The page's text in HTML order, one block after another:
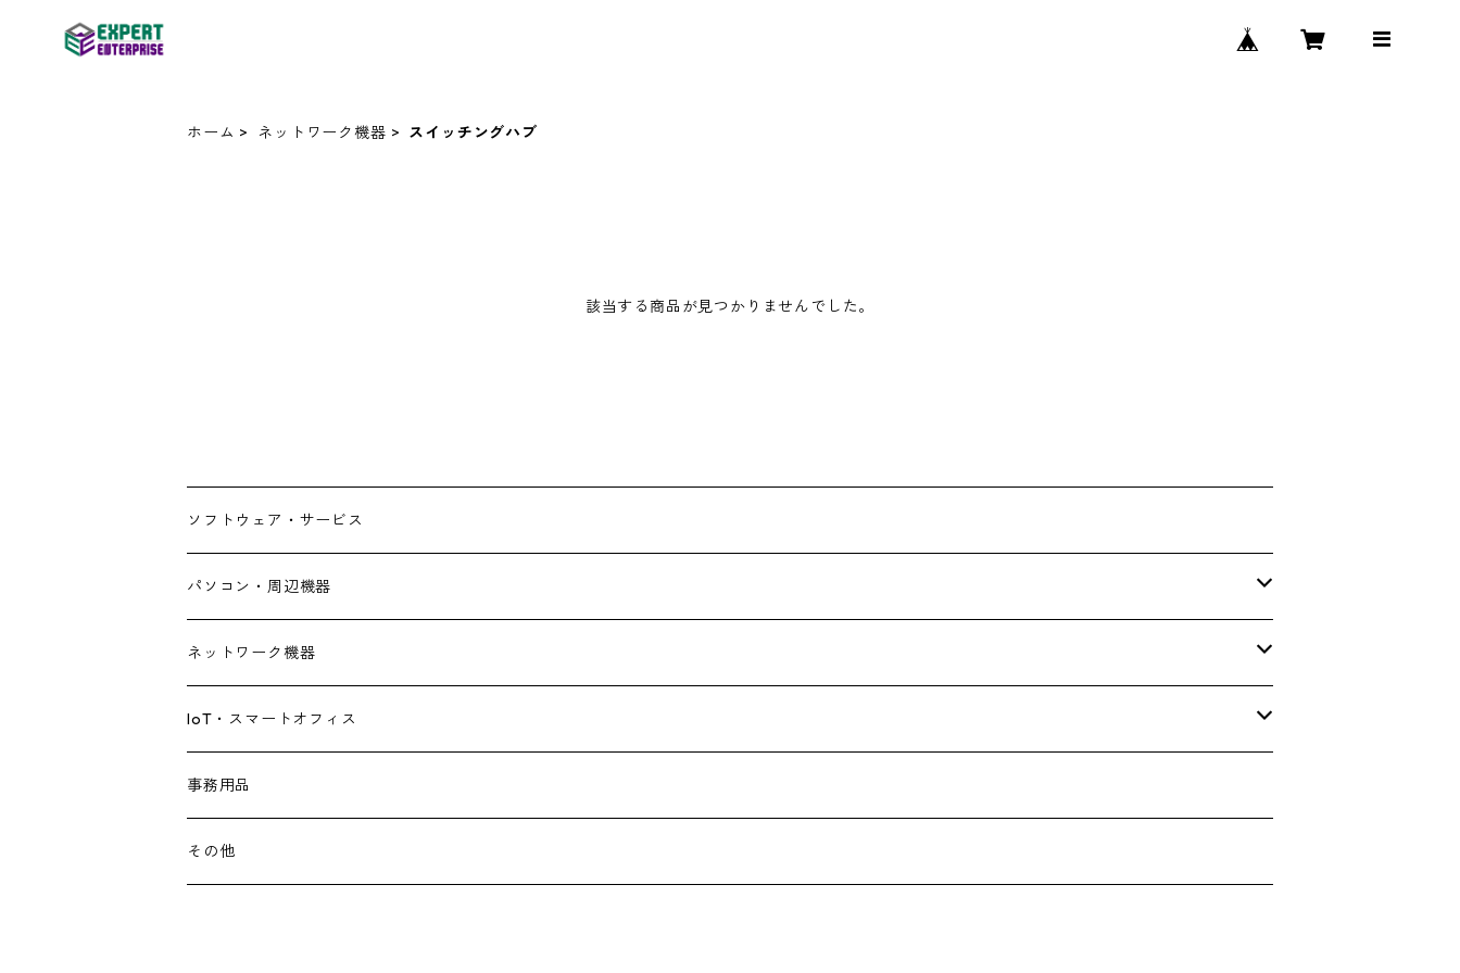
ホーム ネットワーク機器 スイッチングハブ
該当する商品が見つかりませんでした。
ソフトウェア・サービス
パソコン・周辺機器
デスクトップパソコン
ノートパソコン
ディスプレイ
中古品
サーバー
ネットワーク機器
ルーター・アクセスポイント
スイッチングハブ
その他
IoT・スマートオフィス
AElock
IToU
事務用品
その他